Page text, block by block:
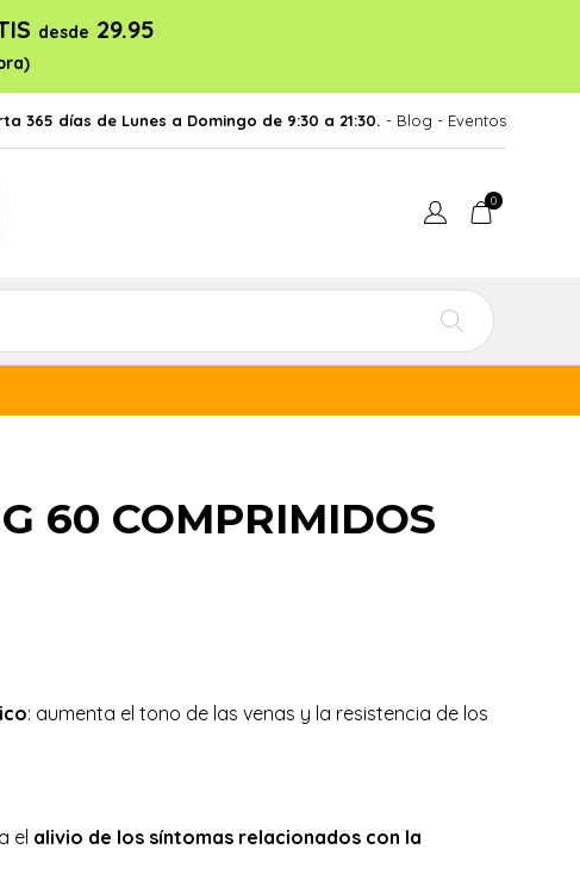
desde 29.95
365 días de Lunes a Domingo de 9:30 a 21:30. - Blog - Eventos
0
60 COMPRIMIDOS
: aumenta el tono de las venas y la resistencia de los
el alivio de los síntomas relacionados con la